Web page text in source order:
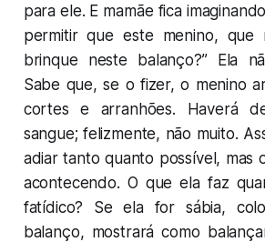
para ele. E mamãe fica
permitir que este menino, que
brinque neste balanço?” Ela
Sabe que, se o fizer, o menino
cortes e arranhões. Haverá
sangue; felizmente, não muito.
adiar tanto quanto possível, mas
acontecendo. O que ela faz
fatídico? Se ela for sábia,
balanço, mostrará como